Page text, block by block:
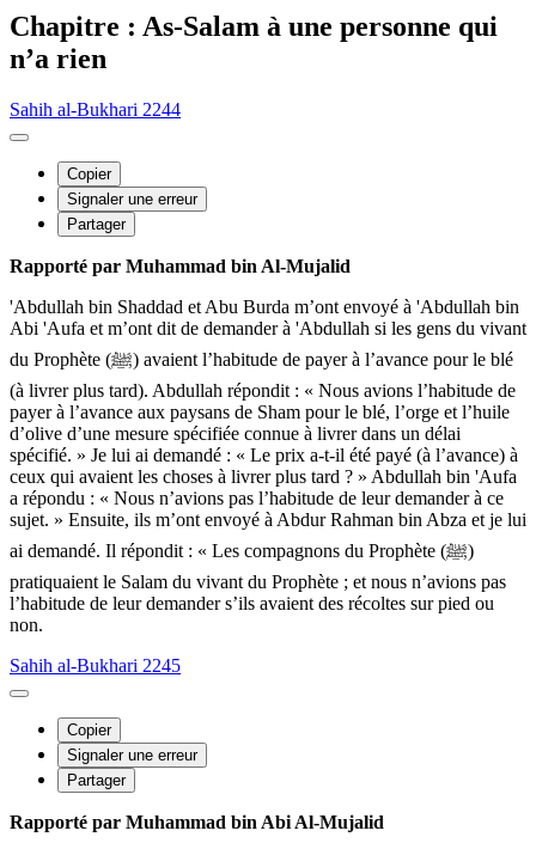
Chapitre : As-Salam à une personne qui
n’a rien
Sahih al-Bukhari 2244
Copier
Signaler une erreur
Partager
Rapporté par Muhammad bin Al-Mujalid
'Abdullah bin Shaddad et Abu Burda m’ont envoyé à 'Abdullah bin
Abi 'Aufa et m’ont dit de demander à 'Abdullah si les gens du vivant
du Prophète (ﷺ) avaient l’habitude de payer à l’avance pour le blé
(à livrer plus tard). Abdullah répondit : « Nous avions l’habitude de
payer à l’avance aux paysans de Sham pour le blé, l’orge et l’huile
d’olive d’une mesure spécifiée connue à livrer dans un délai
spécifié. » Je lui ai demandé : « Le prix a-t-il été payé (à l’avance) à
ceux qui avaient les choses à livrer plus tard ? » Abdullah bin 'Aufa
a répondu : « Nous n’avions pas l’habitude de leur demander à ce
sujet. » Ensuite, ils m’ont envoyé à Abdur Rahman bin Abza et je lui
ai demandé. Il répondit : « Les compagnons du Prophète (ﷺ)
pratiquaient le Salam du vivant du Prophète ; et nous n’avions pas
l’habitude de leur demander s’ils avaient des récoltes sur pied ou
non.
Sahih al-Bukhari 2245
Copier
Signaler une erreur
Partager
Rapporté par Muhammad bin Abi Al-Mujalid